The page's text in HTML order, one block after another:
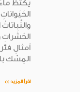
يَكتّظُّ ماءُ
المِسْك
اقرأ المزيد >>